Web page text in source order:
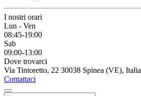
I nostri orari
Lun - Ven
08:45-19:00
Sab
09:00-13:00
Dove trovarci
Via Tintoretto, 22 30038 Spinea (VE), Italia
Contattaci